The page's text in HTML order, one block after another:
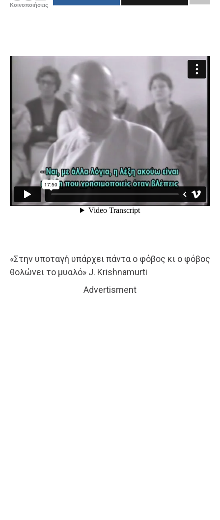
Κοινοποιήσεις
«Στην υποταγή υπάρχει πάντα ο φόβος κι ο φόβος
θολώνει το μυαλό» J. Krishnamurti
Advertisment